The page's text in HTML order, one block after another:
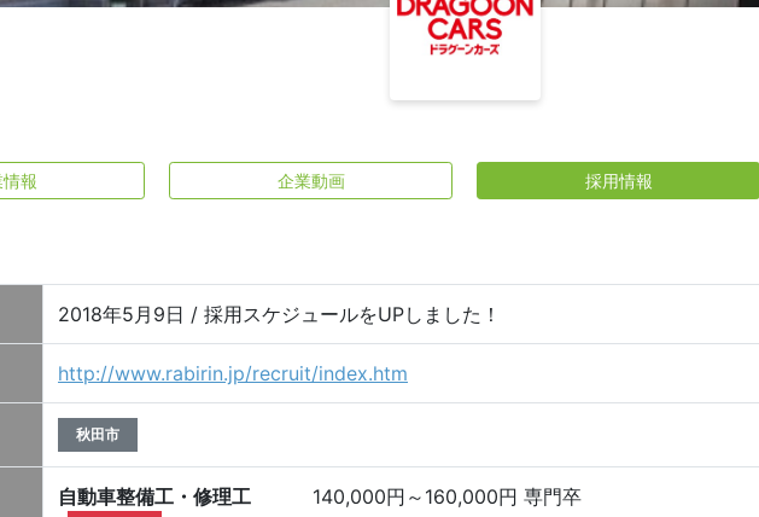
報 企業動画 採用情報
2018年5月9日 / 採用スケジュールをUPしました！
http://www.rabirin.jp/recruit/index.htm
秋田市
自動車整備工・修理工 140,000円～160,000円 専門卒